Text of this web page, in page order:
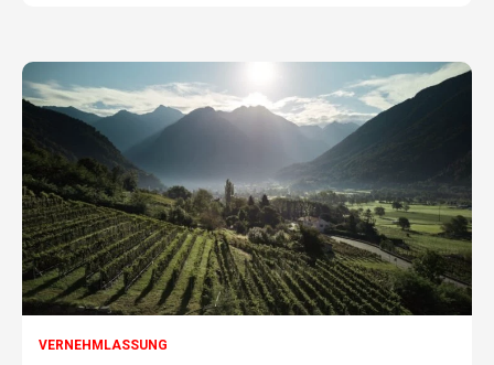
VERNEHMLASSUNG